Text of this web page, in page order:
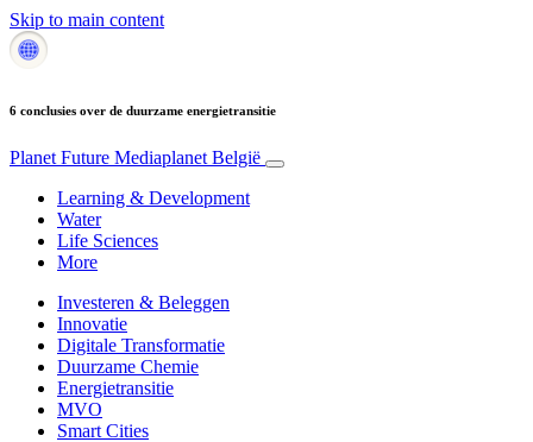
Skip to main content
6 conclusies over de duurzame energietransitie
Planet Future Mediaplanet België
Learning & Development
Water
Life Sciences
More
Investeren & Beleggen
Innovatie
Digitale Transformatie
Duurzame Chemie
Energietransitie
MVO
Smart Cities